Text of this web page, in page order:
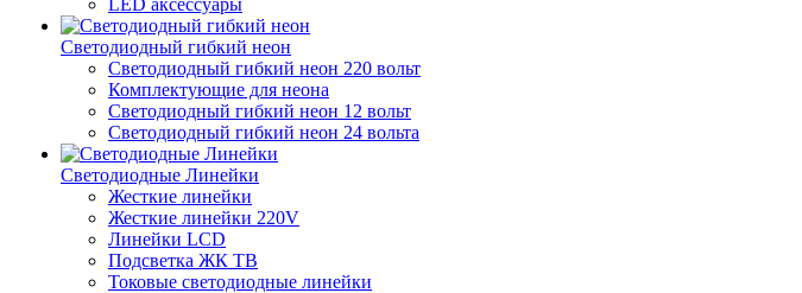
LED аксессуары
Светодиодный гибкий неон
Светодиодный гибкий неон 220 вольт
Комплектующие для неона
Светодиодный гибкий неон 12 вольт
Светодиодный гибкий неон 24 вольта
Светодиодные Линейки
Жесткие линейки
Жесткие линейки 220V
Линейки LCD
Подсветка ЖК ТВ
Токовые светодиодные линейки